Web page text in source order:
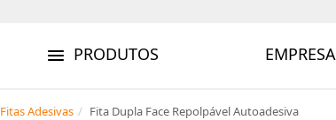
PRODUTOS EMPRESA
Fitas Adesivas Fita Dupla Face Repolpável Autoadesiva